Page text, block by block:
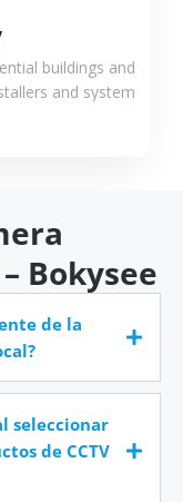
buildings and
and system
Bokysee
de la
seleccionar
de CCTV